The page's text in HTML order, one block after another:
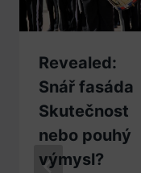
Revealed:
Snář fasáda
Skutečnost
nebo pouhý
výmysl?